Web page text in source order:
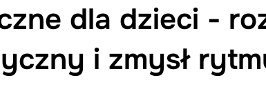
dla dzieci -
i zmysł